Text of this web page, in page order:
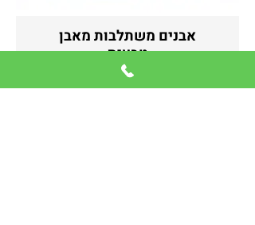
אבנים משתלבות מאבן
טבעית